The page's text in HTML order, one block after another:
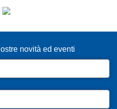
novità ed eventi